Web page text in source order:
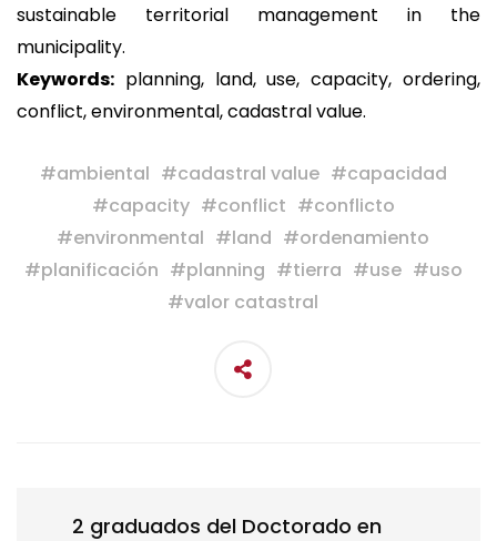
sustainable territorial management in the
municipality.
Keywords: planning, land, use, capacity, ordering,
conflict, environmental, cadastral value.
#ambiental #cadastral value #capacidad
#capacity #conflict #conflicto
#environmental #land #ordenamiento
#planificación #planning #tierra #use #uso
#valor catastral
2 graduados del Doctorado en